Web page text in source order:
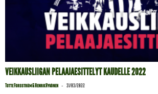
VEIKKAUSLIIGAN PELAAJAESITTELYT KAUDELLE 2022
Totte Forsström & Henrik Hyvönen - 31/03/2022